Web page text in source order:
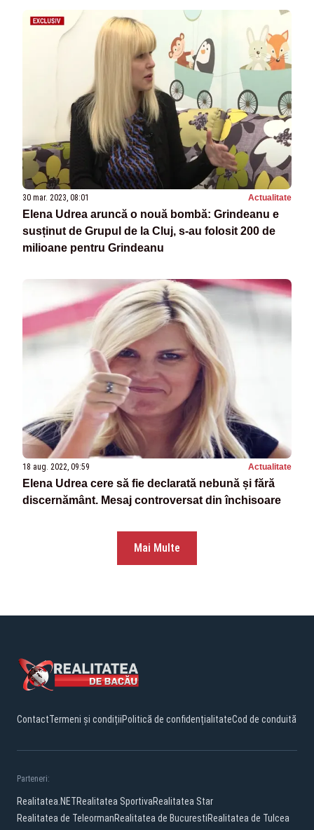
30 mar. 2023, 08:01 Actualitate
Elena Udrea aruncă o nouă bombă: Grindeanu e
susținut de Grupul de la Cluj, s-au folosit 200 de
milioane pentru Grindeanu
18 aug. 2022, 09:59 Actualitate
Elena Udrea cere să fie declarată nebună și fără
discernământ. Mesaj controversat din închisoare
Mai Multe
ContactTermeni și condițiiPolitică de confidențialitateCod de conduită
Parteneri:
Realitatea.NETRealitatea SportivaRealitatea Star
Realitatea de TeleormanRealitatea de BucurestiRealitatea de Tulcea